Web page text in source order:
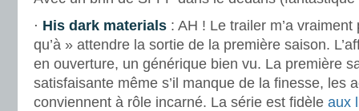
⋅ His dark materials : AH ! Le trailer m’a
qu’à » attendre la sortie de la première saison.
en ouverture, un générique bien vu. La première
satisfaisante même s’il manque de la finesse, les
conviennent à rôle incarné. La série est fidèle aux